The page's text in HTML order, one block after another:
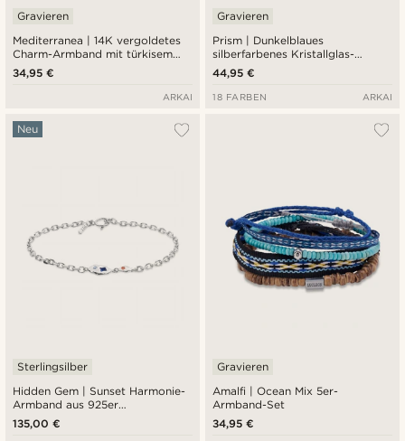
Mediterranea | 14K vergoldetes
Charm-Armband mit türkisem
Sonnenanhänger
Gravieren
34,95 €
ARKAI
Prism | Dunkelblaues
silberfarbenes Kristallglas-
Edelstein-Armband
Gravieren
44,95 €
18 FARBEN ARKAI
Hidden Gem | Sunset Harmonie-
Armband aus 925er
Sterlingsilber
Neu
Sterlingsilber
135,00 €
Amalfi | Ocean Mix 5er-
Armband-Set
Gravieren
34,95 €